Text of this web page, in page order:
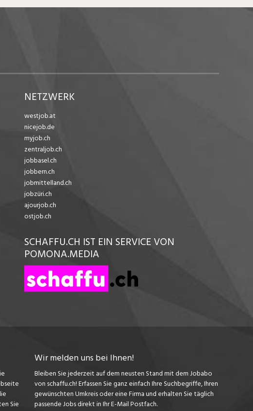
NETZWERK
westjob.at
nicejob.de
myjob.ch
zentraljob.ch
jobbasel.ch
jobbern.ch
jobmittelland.ch
jobzüri.ch
ajourjob.ch
ostjob.ch
SCHAFFU.CH IST EIN SERVICE VON
POMONA.MEDIA
Sie
Wir melden uns bei Ihnen!
Bleiben Sie jederzeit auf dem neusten Stand mit dem Jobabo
von schaffu.ch! Erfassen Sie ganz einfach Ihre Suchbegriffe, Ihren
gewünschten Umkreis oder eine Firma und erhalten Sie täglich
passende Jobs direkt in Ihr E-Mail Postfach.